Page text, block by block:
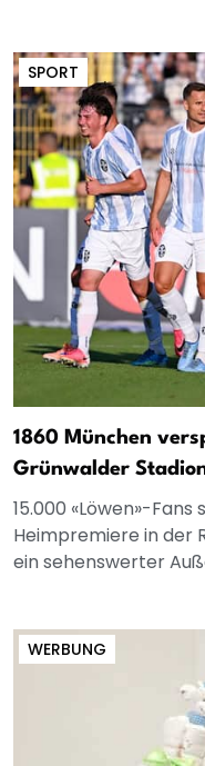
SPORT
1860 München
Grünwalder
15.000 «Löwen»-
Heimpremiere in der
ein sehenswerter
WERBUNG